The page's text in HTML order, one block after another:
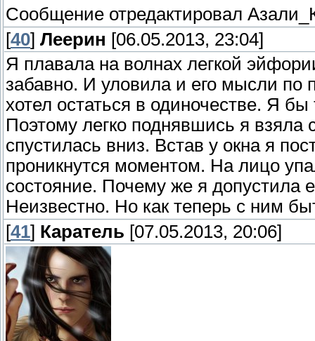
Сообщение отредактировал
[40] Леерин [06.05.2013, 23:04]
Я плавала на волнах легкой
забавно. И уловила и его мысли по
хотел остаться в одиночестве. Я
Поэтому легко поднявшись я
спустилась вниз. Встав у окна я
проникнутся моментом. На лицо
состояние. Почему же я допустила
Неизвестно. Но как теперь с ним
[41] Каратель [07.05.2013, 20:06]